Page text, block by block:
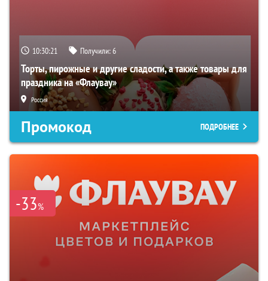
10:30:20 Получили:6
Торты, пирожные и другие сладости, а также товары для
праздника на «Флаувау»
Россия
Промокод ПОДРОБНЕЕ
-33%